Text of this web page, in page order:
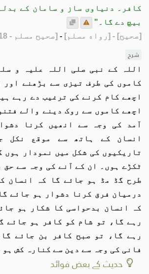
کافر۔ دنیاوی ساز و سامان کے
بیچ دے گا۔"
[صحيح] - [رواه مسلم] - [صحيح مسلم - 118]
شرح
اللہ کے نبی صلی اللہ علیہ و
کاموں کی طرف تیزی سے بڑھنے اور
اچھے کام کرنے کی ترغیب دے رہے
اچھے کاموں سے روک دینے والے
آمد کی وجہ سے انھیں کرنا
انسان کے ہاتھ سے موقع نکل
تاریکیوں کی شکل میں نمودار ہوں
ٹکڑے ہوں۔ ان کے آنے کی وجہ سے حق
طرح گڈ مڈ ہو جائے گا کہ انسان
درمیان فرق کرنا دشوار ہو جائے
کہ انسان بدحواسی کا شکار ہو
رہے گا، تو شام کو کافر ہو جائے
رہے گا، تو صبح کافر بن جائے
فانی کی وجہ سے دین سے کنارہ کش ہو
حدیث کے بعض فوائد